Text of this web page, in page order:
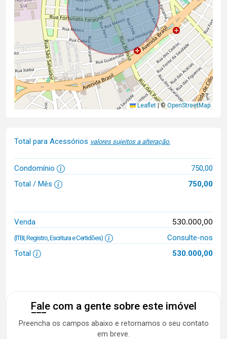
Leaflet ©OpenStreetMap
Total para Acessórios valores sujeitos a alteração.
Condomínio
750,00
Total / Mês
750,00
Venda 530.000,00
(ITBI, Registro, Escritura e Certidões)
Consulte-nos
Total
530.000,00
Fale com a gente sobre este imóvel
Preencha os campos abaixo e retornamos o seu contato
em breve.